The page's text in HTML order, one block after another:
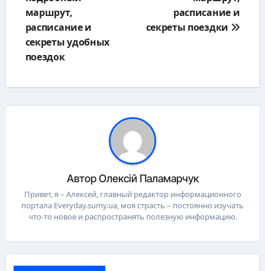
маршрут,
расписание и
секреты удобных
поездок
расписание и
секреты поездки
АвторОлексій Паламарчук
Привет, я – Алексей, главный редактор информационного
портала Everyday.sumy.ua, моя страсть – постоянно изучать
что-то новое и распространять полезную информацию.